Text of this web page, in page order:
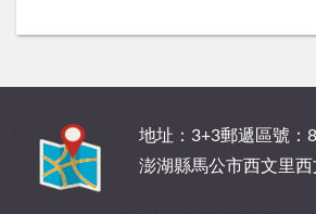
地址：3+3郵遞區號：
澎湖縣馬公市西文里